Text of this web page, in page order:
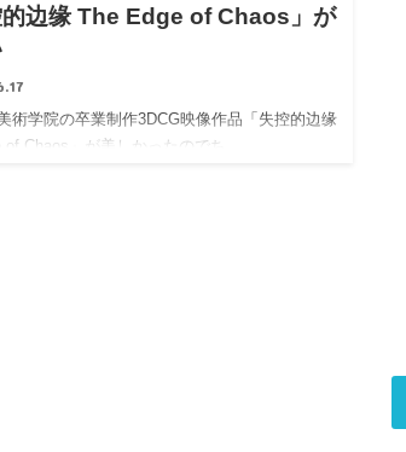
的边缘 The Edge of Chaos」が
術学院の卒業制作3DCG映像作品「失控的边缘
of Chaos」が美しかったのでち…